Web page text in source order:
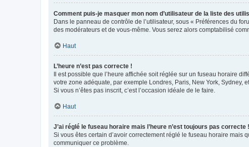
Comment puis-je masquer mon nom d’utilisateur de la liste des
Dans le panneau de contrôle de l’utilisateur, sous « Préférences du
des modérateurs et de vous-même. Vous serez alors comptabilisé
Haut
L’heure n’est pas correcte !
Il est possible que l’heure affichée soit réglée sur un fuseau horaire
votre zone adéquate, par exemple Londres, Paris, New York, Sydney,
Si vous n’êtes pas inscrit, c’est l’occasion idéale de le faire.
Haut
J’ai réglé le fuseau horaire mais l’heure n’est toujours pas correcte !
Si vous êtes certain d’avoir correctement réglé le fuseau horaire mais
communiquer ce problème.